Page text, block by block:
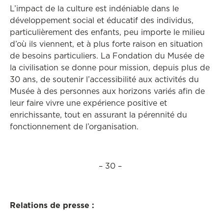
L’impact de la culture est indéniable dans le
développement social et éducatif des individus,
particulièrement des enfants, peu importe le milieu
d’où ils viennent, et à plus forte raison en situation
de besoins particuliers. La Fondation du Musée de
la civilisation se donne pour mission, depuis plus de
30 ans, de soutenir l’accessibilité aux activités du
Musée à des personnes aux horizons variés afin de
leur faire vivre une expérience positive et
enrichissante, tout en assurant la pérennité du
fonctionnement de l’organisation.
– 30 –
Relations de presse :